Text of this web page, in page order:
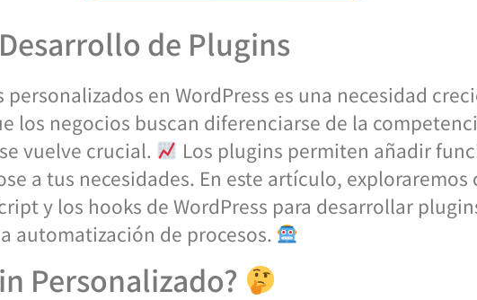
de Plugins
en WordPress es una necesidad
los negocios buscan diferenciarse de la
vuelve crucial.
Los plugins permiten añadir
a tus necesidades. En este artículo, exploraremos
y los hooks de WordPress para desarrollar
automatización de procesos.
Personalizado?